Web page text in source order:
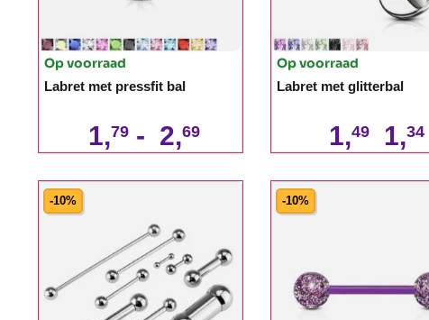
Op voorraad
Labret met pressfit bal
1,79 - 2,69
Op voorraad
Labret met glitterbal
1,49 1,34
-10% -10%